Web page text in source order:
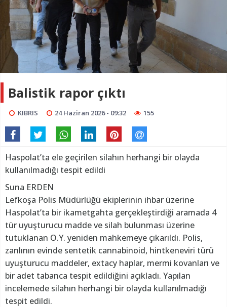
Balistik rapor çıktı
KIBRIS 24 Haziran 2026 - 09:32 155
Haspolat’ta ele geçirilen silahın herhangi bir olayda
kullanılmadığı tespit edildi
Suna ERDEN
Lefkoşa Polis Müdürlüğü ekiplerinin ihbar üzerine
Haspolat’ta bir ikametgahta gerçekleştirdiği aramada 4
tür uyuşturucu madde ve silah bulunması üzerine
tutuklanan O.Y. yeniden mahkemeye çıkarıldı. Polis,
zanlının evinde sentetik cannabinoid, hintkeneviri türü
uyuşturucu maddeler, extacy haplar, mermi kovanları ve
bir adet tabanca tespit edildiğini açıkladı. Yapılan
incelemede silahın herhangi bir olayda kullanılmadığı
tespit edildi.